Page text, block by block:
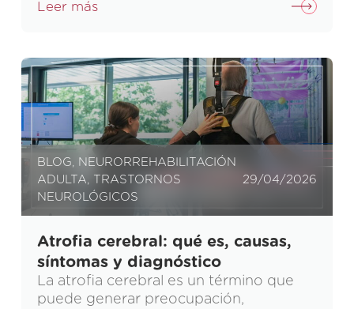
Leer más
BLOG
NEURORREHABILITACIÓN
ADULTA
TRASTORNOS
NEUROLÓGICOS
29/04/2026
Atrofia cerebral: qué es, causas,
síntomas y diagnóstico
La atrofia cerebral es un término que
puede generar preocupación,